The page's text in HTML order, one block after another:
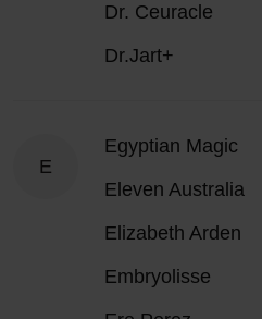
Dr. Ceuracle
Dr.Jart+
E
Egyptian Magic
Eleven Australia
Elizabeth Arden
Embryolisse